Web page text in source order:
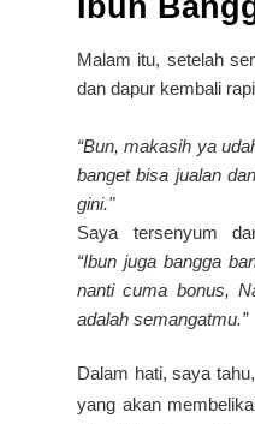
Ibun
Malam itu, setelah
dan dapur kembali
“Bun, makasih ya
banget bisa jualan
gini."
Saya tersenyum
“Ibun juga bangga
nanti cuma bonus,
adalah semangatmu.”
Dalam hati, saya
yang akan